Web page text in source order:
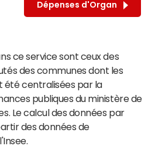
Dépenses d'Organ
ce service sont ceux des
des communes dont les
été centralisées par la
publiques du ministère de
Le calcul des données par
des données de